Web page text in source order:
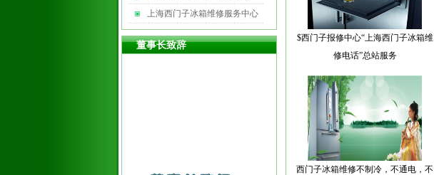
上海西门子冰箱维修服务中心
董事长致辞
$西门子报修中心“上海西门子冰箱维
修电话”总站服务
西门子冰箱维修不制冷，不通电，不